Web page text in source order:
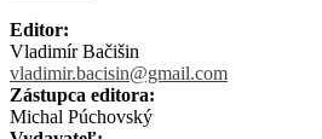
Editor:
Vladimír Bačišin
vladimir.bacisin@gmail.com
Zástupca editora:
Michal Púchovský